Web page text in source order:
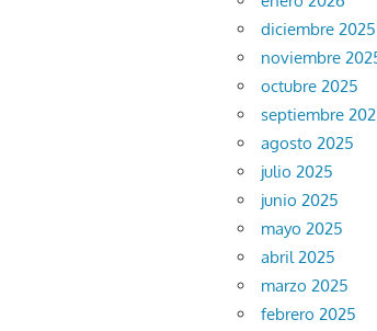
diciembre 2025
noviembre
octubre 2025
septiembre
agosto 2025
julio 2025
junio 2025
mayo 2025
abril 2025
marzo 2025
febrero 2025